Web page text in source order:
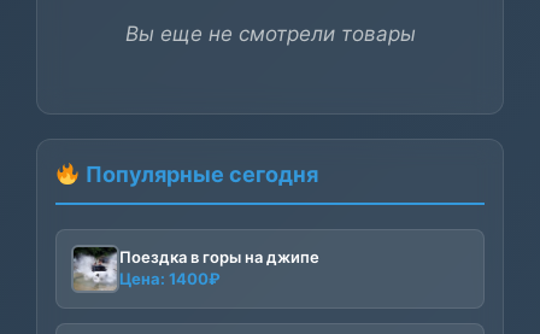
Вы еще не смотрели товары
Популярные сегодня
Поездка в горы на джипе
Цена: 1400₽